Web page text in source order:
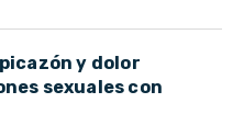
y dolor
sexuales con